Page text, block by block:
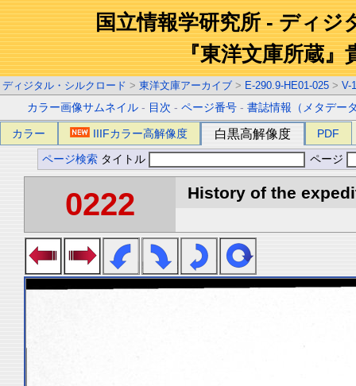
国立情報学研究所 - ディジ
『東洋文庫所蔵』
ディジタル・シルクロード > 東洋文庫アーカイブ > E-290.9-HE01-025 > V-1
カラー画像サムネイル - 目次 -ページ番号 -書誌情報（メタデー
カラー IIIFカラー高解像度 白黒高解像度 PDF
ページ検索 タイトル ページ
0222 History of the